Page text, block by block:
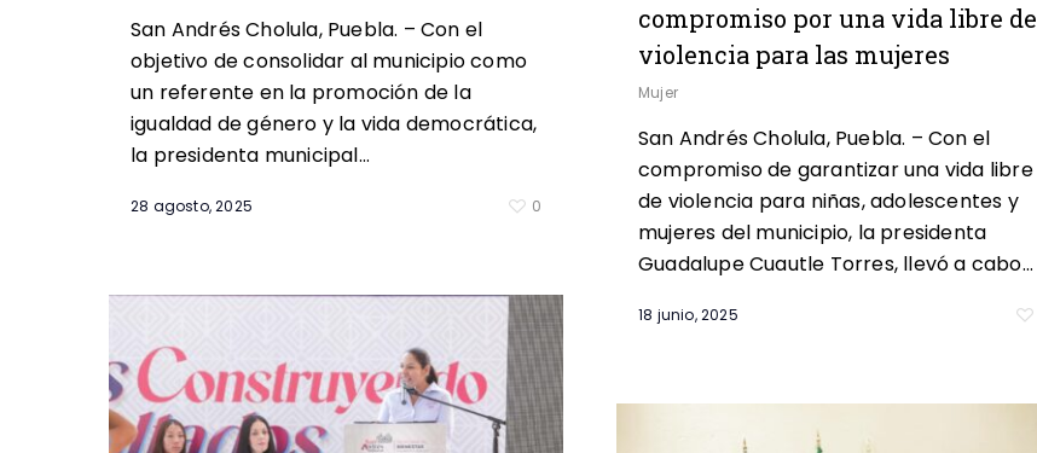
San Andrés Cholula, Puebla. – Con el
objetivo de consolidar al municipio como
un referente en la promoción de la
igualdad de género y la vida democrática,
la presidenta municipal…
28 agosto, 2025 0
compromiso por una vida libre de
violencia para las mujeres
Mujer
San Andrés Cholula, Puebla. – Con el
compromiso de garantizar una vida libre
de violencia para niñas, adolescentes y
mujeres del municipio, la presidenta
Guadalupe Cuautle Torres, llevó a cabo…
18 junio, 2025